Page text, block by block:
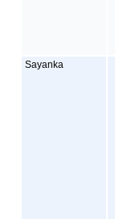
Sayanka